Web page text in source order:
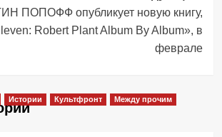
ПОПОФФ опубликует новую книгу,
Robert Plant Album By Album», в
феврале
Истории Культфронт
Между прочим